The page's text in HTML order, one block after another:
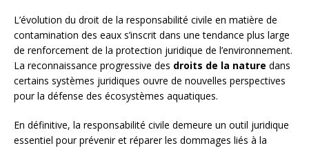
L’évolution du droit de la responsabilité civile en matière de
contamination des eaux s’inscrit dans une tendance plus large
de renforcement de la protection juridique de l’environnement.
La reconnaissance progressive des droits de la nature dans
certains systèmes juridiques ouvre de nouvelles perspectives
pour la défense des écosystèmes aquatiques.
En définitive, la responsabilité civile demeure un outil juridique
essentiel pour prévenir et réparer les dommages liés à la